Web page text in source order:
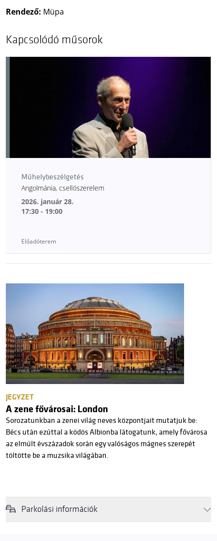
Rendező: Müpa
Kapcsolódó műsorok
Műhelybeszélgetés
Angolmánia, csellószerelem
2026. január 28.
17:30 - 19:00
Előadóterem
JEGYZET
A zene fővárosai: London
Sorozatunkban a zenei világ neves központjait mutatjuk be:
Bécs után ezúttal a ködös Albionba látogatunk, amely fővárosa
az elmúlt évszázadok során egy valóságos mágnes szerepét
töltötte be a muzsika világában.
Parkolási információk